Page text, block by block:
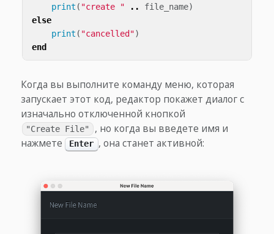
print ( "create " .. file_name)
else
print ( "cancelled")
end
Когда вы выполните команду меню, которая
запускает этот код, редактор покажет диалог с
изначально отключенной кнопкой
"Create File"
, но когда вы введете имя и
нажмете
Enter , она станет активной: